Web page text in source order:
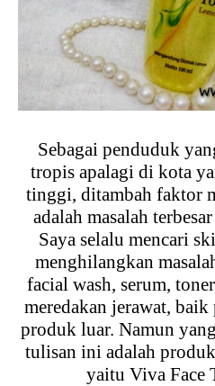
Sebagai penduduk
tropis apalagi di kota
tinggi, ditambah faktor
adalah masalah
Saya selalu mencari
menghilangkan
facial wash, serum,
meredakan jerawat,
produk luar. Namun
tulisan ini adalah
yaitu Viva Face